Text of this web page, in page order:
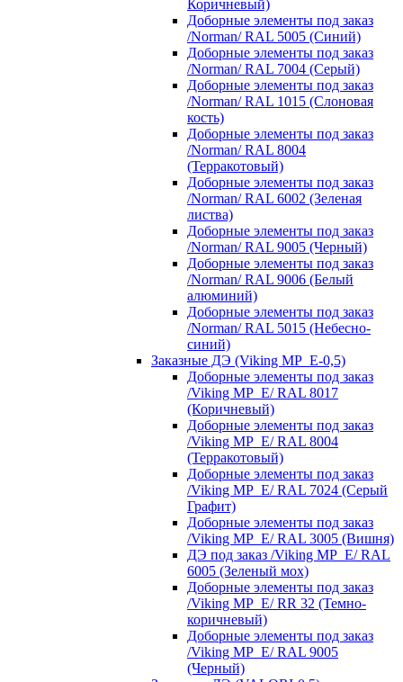
Коричневый)
Доборные элементы под заказ
/Norman/ RAL 5005 (Синий)
Доборные элементы под заказ
/Norman/ RAL 7004 (Серый)
Доборные элементы под заказ
/Norman/ RAL 1015 (Слоновая
кость)
Доборные элементы под заказ
/Norman/ RAL 8004
(Терракотовый)
Доборные элементы под заказ
/Norman/ RAL 6002 (Зеленая
листва)
Доборные элементы под заказ
/Norman/ RAL 9005 (Черный)
Доборные элементы под заказ
/Norman/ RAL 9006 (Белый
алюминий)
Доборные элементы под заказ
/Norman/ RAL 5015 (Небесно-
синий)
Заказные ДЭ (Viking MP_E-0,5)
Доборные элементы под заказ
/Viking MP_E/ RAL 8017
(Коричневый)
Доборные элементы под заказ
/Viking MP_E/ RAL 8004
(Терракотовый)
Доборные элементы под заказ
/Viking MP_E/ RAL 7024 (Серый
Графит)
Доборные элементы под заказ
/Viking MP_E/ RAL 3005 (Вишня)
ДЭ под заказ /Viking MP_E/ RAL
6005 (Зеленый мох)
Доборные элементы под заказ
/Viking MP_E/ RR 32 (Темно-
коричневый)
Доборные элементы под заказ
/Viking MP_E/ RAL 9005
(Черный)